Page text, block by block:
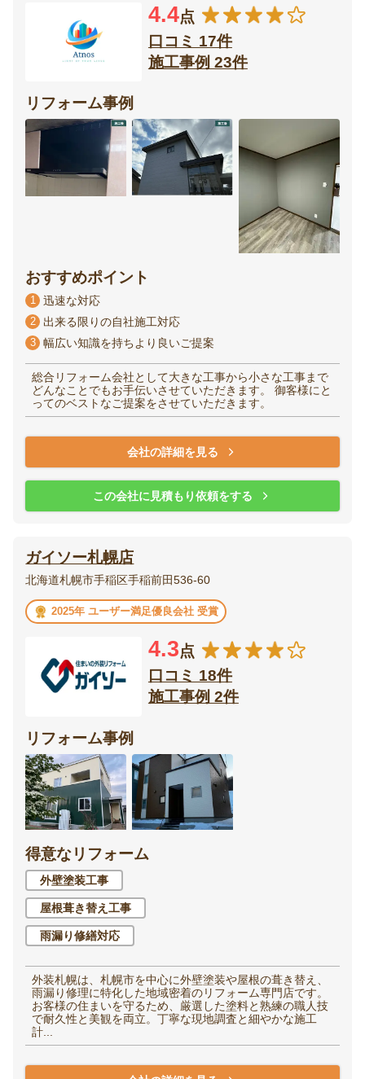
4.4点
口コミ 17件
施工事例 23件
リフォーム事例
おすすめポイント
1 迅速な対応
2 出来る限りの自社施工対応
3 幅広い知識を持ちより良いご提案
総合リフォーム会社として大きな工事から小さな工事まで
どんなことでもお手伝いさせていただきます。 御客様にと
ってのベストなご提案をさせていただきます。
会社の詳細を見る
この会社に見積もり依頼をする
ガイソー札幌店
北海道札幌市手稲区手稲前田536-60
2025年 ユーザー満足優良会社 受賞
4.3点
口コミ 18件
施工事例 2件
リフォーム事例
得意なリフォーム
外壁塗装工事
屋根葺き替え工事
雨漏り修繕対応
外装札幌は、札幌市を中心に外壁塗装や屋根の葺き替え、
雨漏り修理に特化した地域密着のリフォーム専門店です。
お客様の住まいを守るため、厳選した塗料と熟練の職人技
で耐久性と美観を両立。丁寧な現地調査と細やかな施工
計...